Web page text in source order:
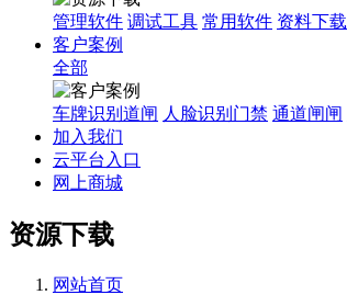
管理软件 调试工具 常用软件 资料下载
客户案例
全部
车牌识别道闸 人脸识别门禁 通道闸闸
加入我们
云平台入口
网上商城
资源下载
网站首页